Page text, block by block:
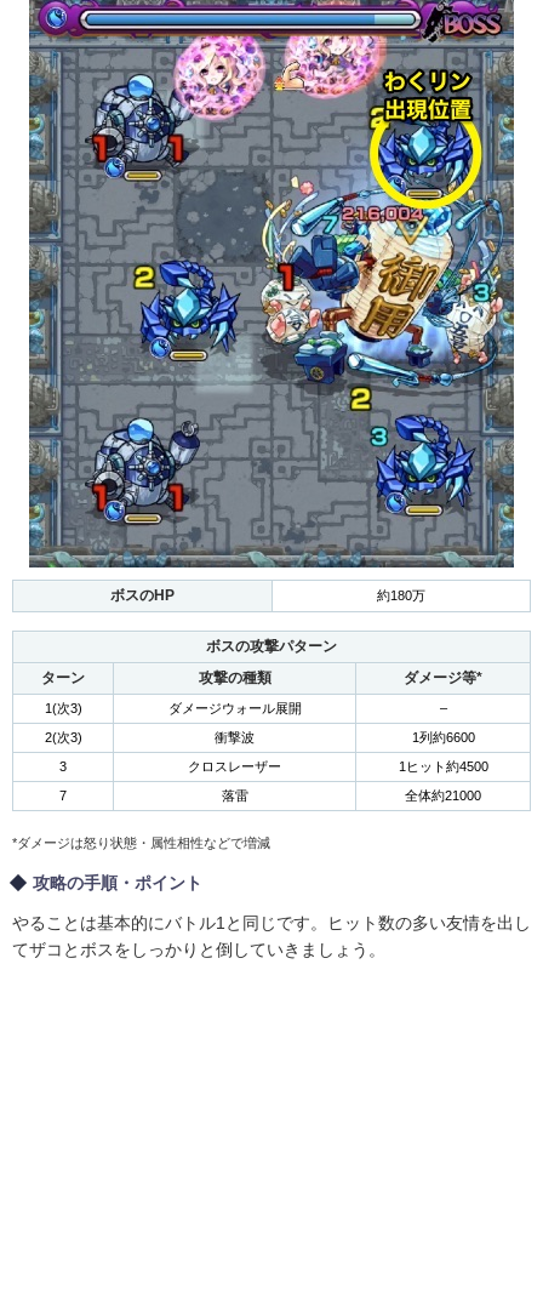
ボスのHP 約180万
ボスの攻撃パターン
ターン
攻撃の種類 ダメージ等*
1(次3) ダメージウォール展開
–
2(次3)
衝撃波
1列約6600
3
クロスレーザー
1ヒット約4500
7
落雷 全体約21000
*ダメージは怒り状態・属性相性などで増減
攻略の手順・ポイント
やることは基本的にバトル1と同じです。ヒット数の多い友情を出し
てザコとボスをしっかりと倒していきましょう。